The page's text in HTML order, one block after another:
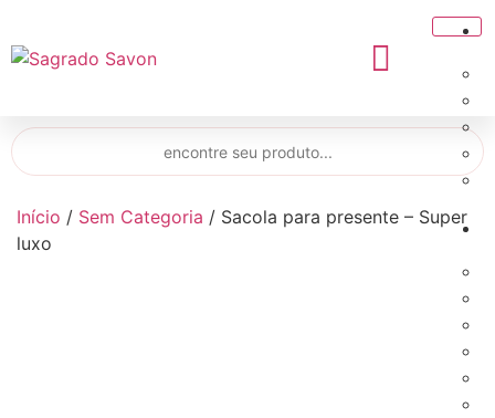
Início / Sem Categoria / Sacola para presente – Super
luxo